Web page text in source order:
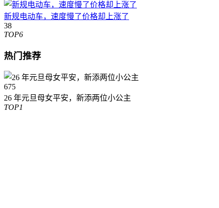
新规电动车，速度慢了价格却上涨了
38
TOP6
热门推荐
675
26 年元旦母女平安，新添两位小公主
TOP1